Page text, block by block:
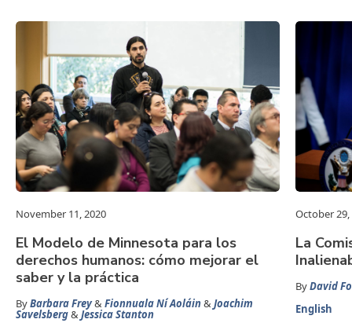
November 11, 2020
El Modelo de Minnesota para los
derechos humanos: cómo mejorar el
saber y la práctica
ByBarbara Frey&Fionnuala Ní Aoláin&Joachim
Savelsberg&Jessica Stanton
October 29,
La
ByDavid
English